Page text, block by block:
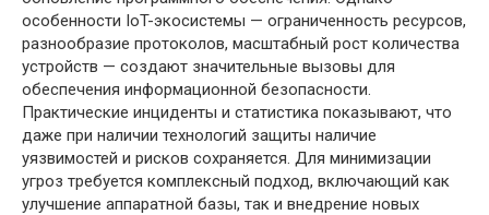
особенности IoT-экосистемы — ограниченность ресурсов,
разнообразие протоколов, масштабный рост количества
устройств — создают значительные вызовы для
обеспечения информационной безопасности.
Практические инциденты и статистика показывают, что
даже при наличии технологий защиты наличие
уязвимостей и рисков сохраняется. Для минимизации
угроз требуется комплексный подход, включающий как
улучшение аппаратной базы, так и внедрение новых